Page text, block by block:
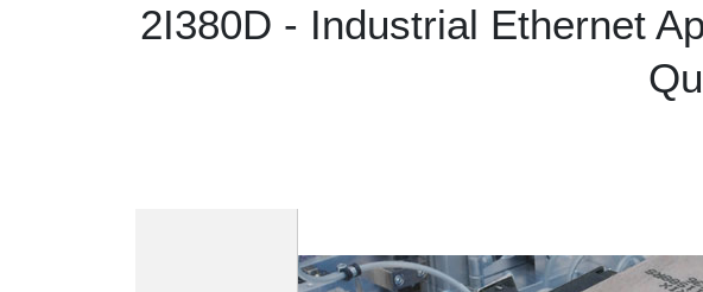
2I380D - Industrial Ethernet